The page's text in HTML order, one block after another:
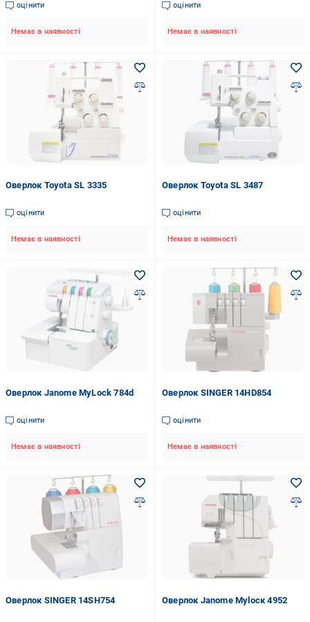
оцінити
Немає в наявності
оцінити
Немає в наявності
Оверлок Toyota SL 3335
оцінити
Немає в наявності
Оверлок Toyota SL 3487
оцінити
Немає в наявності
Оверлок Janome MyLock 784d
оцінити
Немає в наявності
Оверлок SINGER 14HD854
оцінити
Немає в наявності
Оверлок SINGER 14SH754 Оверлок Janome Mylоск 4952